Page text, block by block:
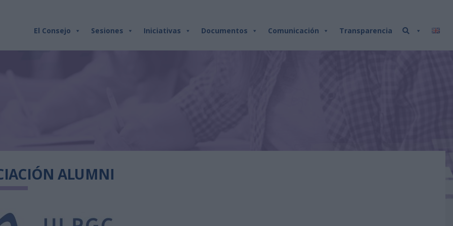
El Consejo Sesiones Iniciativas Documentos Comunicación Transparencia
ALUMNI